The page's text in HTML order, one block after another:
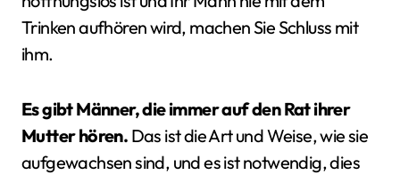
Trinken aufhören wird, machen Sie Schluss mit
ihm.
Es gibt Männer, die immer auf den Rat ihrer
Mutter hören. Das ist die Art und Weise, wie sie
aufgewachsen sind, und es ist notwendig, dies